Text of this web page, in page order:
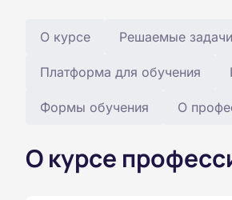
О курсе Решаемые задачи
Платформа для обучения
Формы обучения О
О курсе